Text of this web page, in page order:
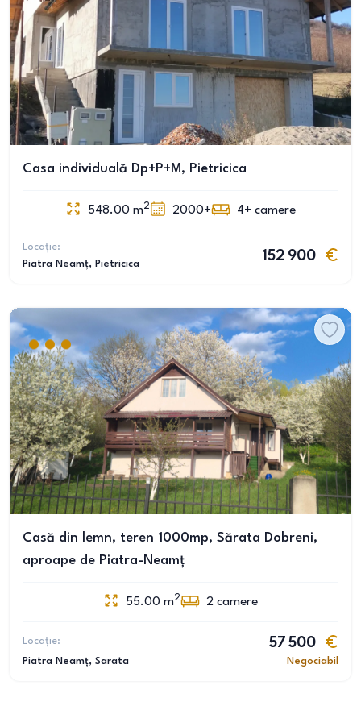
Casa individuală Dp+P+M, Pietricica
548.00 m2 2000+ 4+ camere
Locație:
Piatra Neamț, Pietricica
152 900
Casă din lemn, teren 1000mp, Sărata Dobreni,
aproape de Piatra-Neamț
55.00 m2 2 camere
Locație:
Piatra Neamț, Sarata
57 500
Negociabil